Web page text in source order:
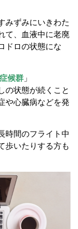
みずみにいきわた
て、血液中に老廃
ドロの状態にな
候群 」
の状態が続くこと
や心臓病などを発
時間のフライト中
歩いたりする方も